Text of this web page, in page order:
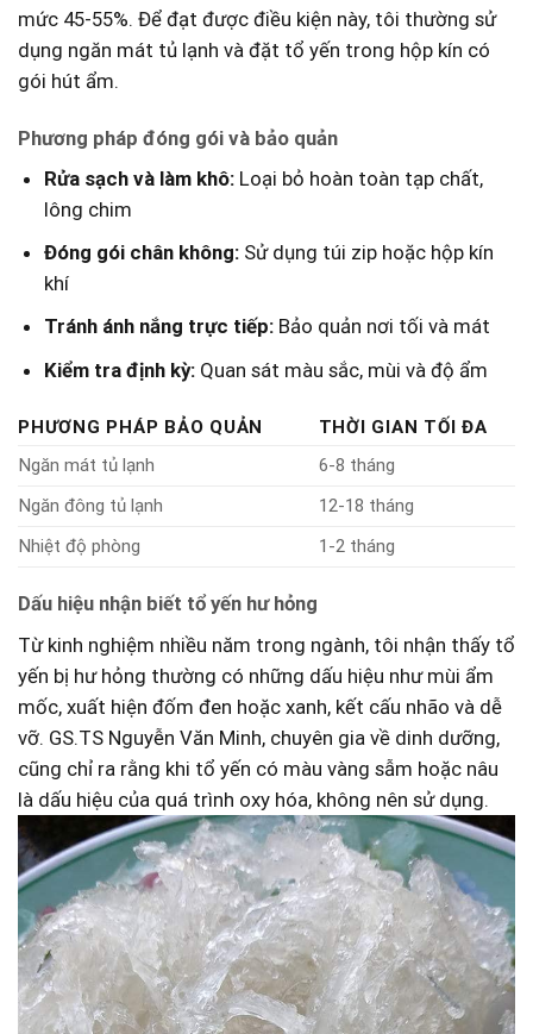
mức 45-55%. Để đạt được điều kiện này, tôi thường sử
dụng ngăn mát​ tủ lạnh và đặt tổ yến trong hộp kín có
gói hút ẩm.
Phương pháp đóng‍ gói‍ và bảo quản
Rửa sạch và làm khô:Loại bỏ hoàn toàn tạp chất,
lông chim
Đóng gói chân không:Sử dụng túi zip hoặc hộp kín
khí
Tránh ánh nắng trực tiếp:Bảo quản nơi tối và ​mát
Kiểm tra ⁣định kỳ:Quan sát‍ màu sắc, mùi và độ ẩm
PHƯƠNG PHÁP BẢO QUẢN
THỜI GIAN TỐI ĐA
Ngăn ⁤mát tủ lạnh
6-8 tháng
Ngăn đông tủ lạnh
12-18 tháng
Nhiệt độ phòng
1-2 tháng
Dấu hiệu ⁢nhận biết tổ yến hư hỏng
Từ kinh nghiệm nhiều năm ‌trong​ ngành, tôi nhận thấy tổ
yến bị hư hỏng thường có‌ những dấu hiệu như mùi ẩm
mốc, xuất hiện đốm đen hoặc ⁢xanh, kết cấu nhão và⁢ dễ
vỡ. GS.TS Nguyễn Văn Minh, chuyên gia về dinh dưỡng,
cũng chỉ ra rằng khi tổ ⁤yến ⁢có màu vàng sẫm hoặc‍ nâu
là dấu hiệu của quá trình oxy hóa, không nên sử dụng.